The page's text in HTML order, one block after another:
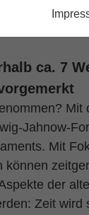
ca. 7
Mit
Jahnow-
Mit
können
der
Zeit wird